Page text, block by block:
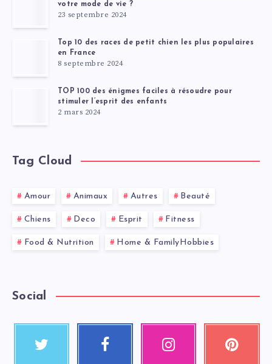
votre mode de vie ?
23 septembre 2024
Top 10 des races de petit chien les plus populaires
en France
8 septembre 2024
TOP 100 des énigmes faciles à résoudre pour
stimuler l’esprit des enfants
2 mars 2024
Tag Cloud
Amour Animaux Autres Beauté
Chiens Deco Esprit Fitness
Food & Nutrition Home & FamilyHobbies
Social